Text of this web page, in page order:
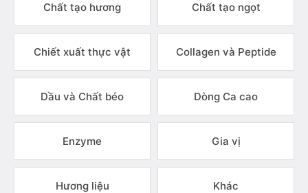
Chất tạo hương Chất tạo ngọt
Chiết xuất thực vật Collagen và Peptide
Dầu và Chất béo Dòng Ca cao
Enzyme Gia vị
Hương liệu Khác